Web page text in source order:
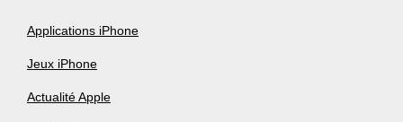
Applications iPhone
Jeux iPhone
Actualité Apple